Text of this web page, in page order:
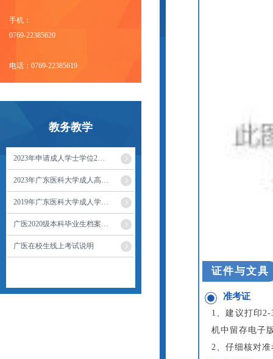
手机：
0769-22385620
电话：0769-22385619
教务教学
2023年申请成人学士学位2…
2023年广东医科大学成人高…
2019年广东医科大学成人学…
广医2020级本科毕业生档案…
广医在校生线上考试说明
证件与文具
准考证
1、建议打印
机中留存电子
2、仔细核对